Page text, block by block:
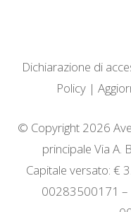
Dichiarazione di
Policy|
© Copyright 2026
principale Via A.
Capitale versato: €
00283500171 –